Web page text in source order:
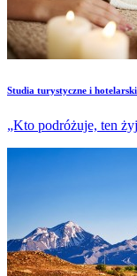
Studia turystyczne i
„Kto podróżuje, ten